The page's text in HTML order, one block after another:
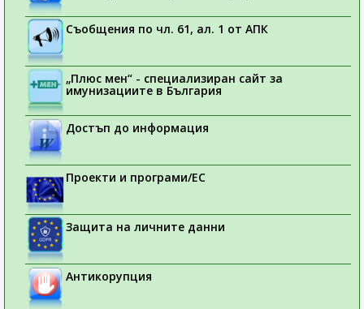
Съобщения по чл. 61, ал. 1 от АПК
„Плюс мен“ - специализиран сайт за
имунизациите в България
Достъп до информация
Проекти и програми/ЕС
Защита на личните данни
Антикорупция